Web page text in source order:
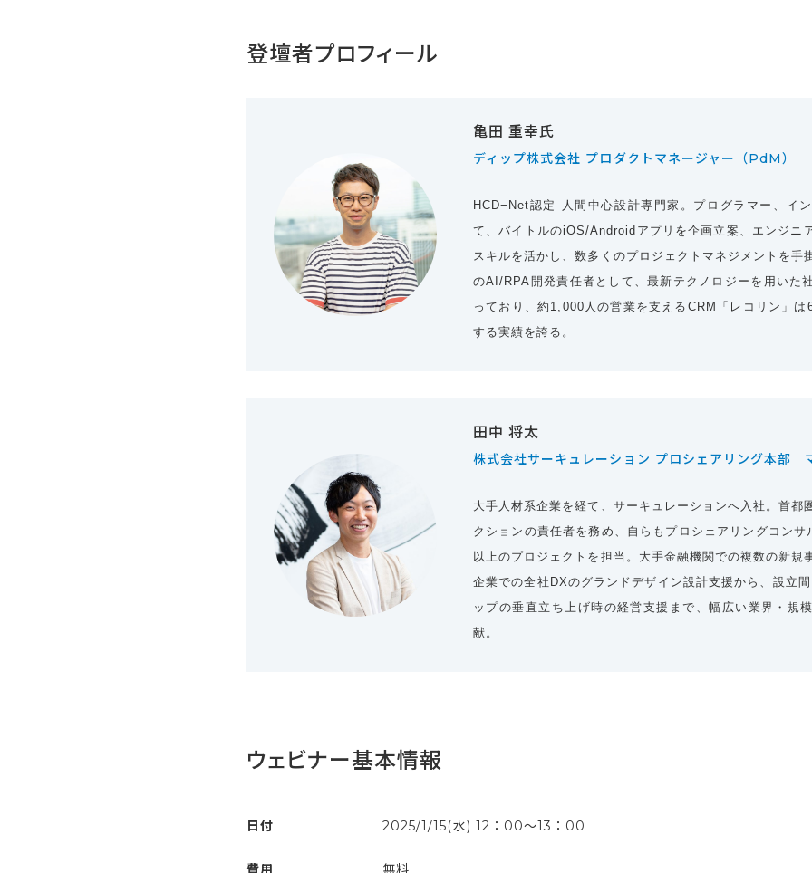
登壇者プロフィール
亀田 重幸氏
ディップ株式会社 プロダクトマネージャー（PdM）
HCD−Net認定 人間中心設計専門家。プログラマー、イ
て、バイトルのiOS/Androidアプリを企画立案、エンジニ
スキルを活かし、数多くのプロジェクトマネジメントを手
のAI/RPA開発責任者として、最新テクノロジーを用いた
っており、約1,000人の営業を支えるCRM「レコリン」
する実績を誇る。
田中 将太
株式会社サーキュレーション プロシェアリング本部
大手人材系企業を経て、サーキュレーションへ入社。首都
クションの責任者を務め、自らもプロシェアリングコン
以上のプロジェクトを担当。大手金融機関での複数の新規
企業での全社DXのグランドデザイン設計支援から、設立
ップの垂直立ち上げ時の経営支援まで、幅広い業界・規
献。
ウェビナー基本情報
日付 2025/1/15(水) 12：00〜13：00
費用 無料